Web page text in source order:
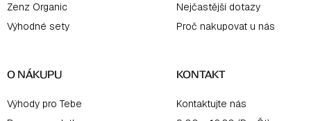
Zenz Organic
Výhodné sety
Nejčastější dotazy
Proč nakupovat u nás
O NÁKUPU
Výhody pro Tebe
KONTAKT
Kontaktujte nás